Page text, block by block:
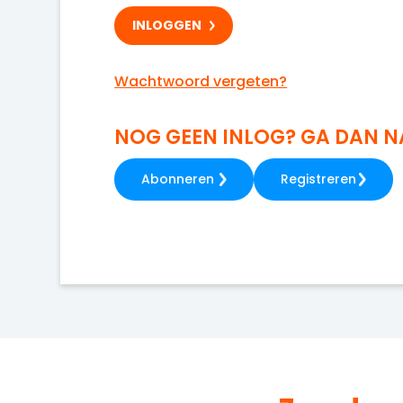
Wachtwoord vergeten?
NOG GEEN INLOG? GA DAN
Abonneren Registreren